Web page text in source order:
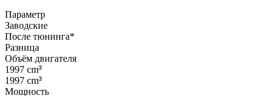
Параметр
Заводские
После тюнинга*
Разница
Объём двигателя
1997 cm³
1997 cm³
Мощность